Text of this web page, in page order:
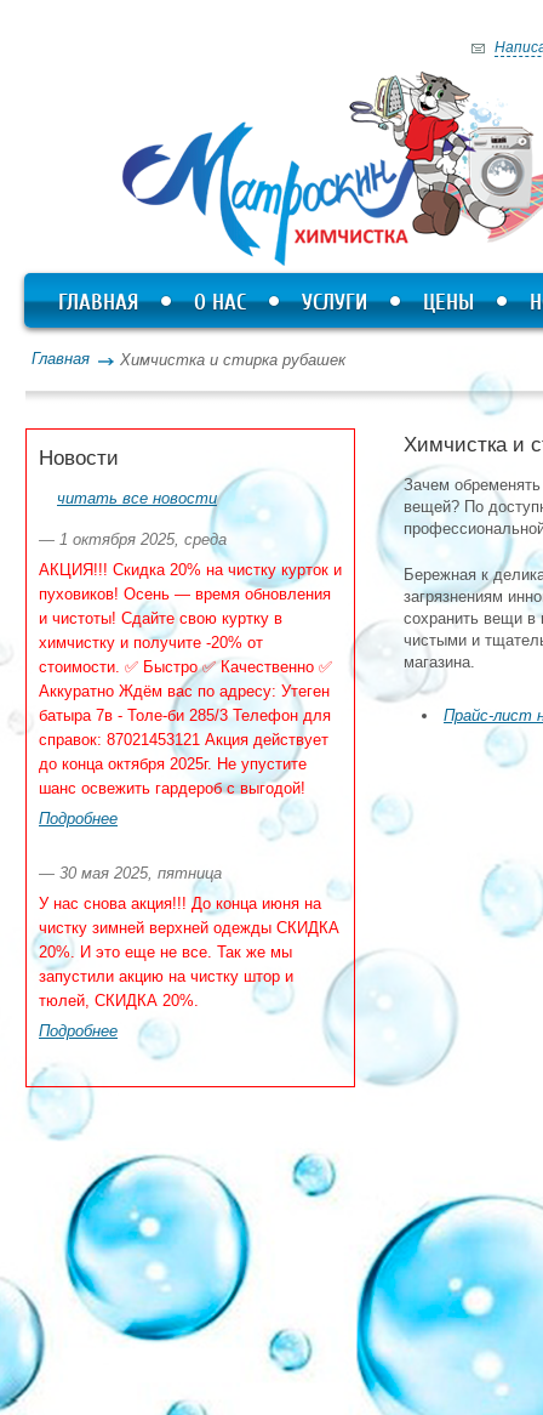
ГЛАВНАЯ О НАС УСЛУГИ ЦЕНЫ
Главная Химчистка и стирка рубашек
Новости
читать все новости
— 1 октября 2025, среда
АКЦИЯ!!! Скидка 20% на чистку курток и
пуховиков! Осень — время обновления
и чистоты! Сдайте свою куртку в
химчистку и получите -20% от
стоимости. ✅ Быстро ✅ Качественно ✅
Аккуратно Ждём вас по адресу: Утеген
батыра 7в - Толе-би 285/3 Телефон для
справок: 87021453121 Акция действует
до конца октября 2025г. Не упустите
шанс освежить гардероб с выгодой!
Подробнее
— 30 мая 2025, пятница
У нас снова акция!!! До конца июня на
чистку зимней верхней одежды СКИДКА
20%. И это еще не все. Так же мы
запустили акцию на чистку штор и
тюлей, СКИДКА 20%.
Подробнее
Химчистка и
Зачем
вещей? По
Бережная к
загрязнениям
сохранить вещи в
чистыми и
магазина.
Прайс-лист